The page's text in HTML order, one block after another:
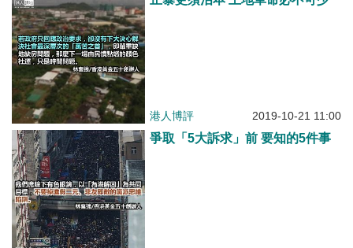
港人博評 2019-10-21 11:00
爭取「5大訴求」前 要知的5件事